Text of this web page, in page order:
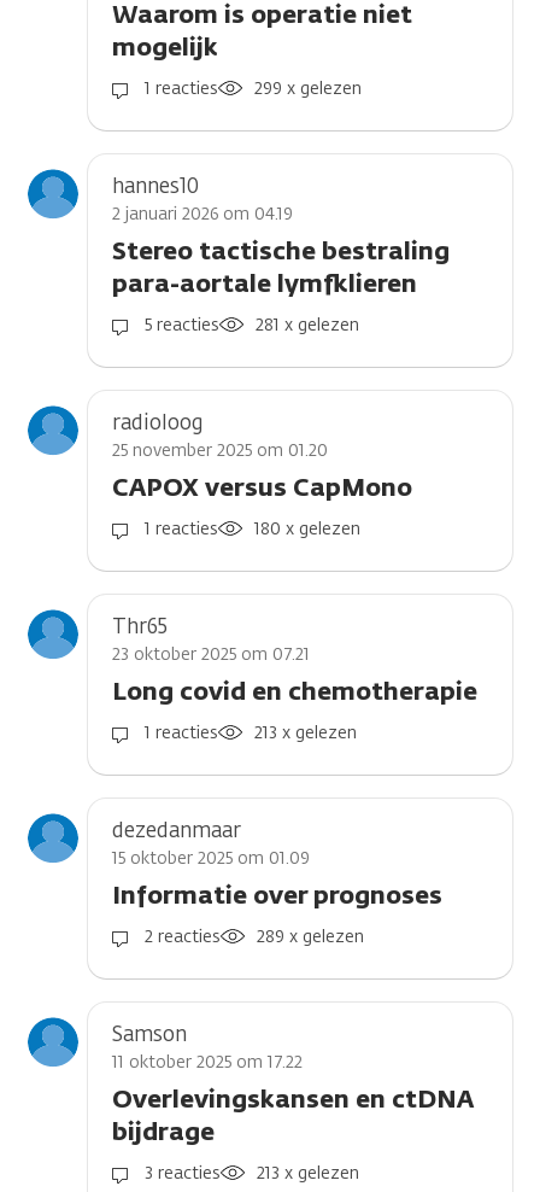
Waarom is operatie niet
mogelijk
1 reacties 299 x gelezen
hannes10
2 januari 2026 om 04.19
Stereo tactische bestraling
para-aortale lymfklieren
5 reacties 281 x gelezen
radioloog
25 november 2025 om 01.20
CAPOX versus CapMono
1 reacties 180 x gelezen
Thr65
23 oktober 2025 om 07.21
Long covid en chemotherapie
1 reacties 213 x gelezen
dezedanmaar
15 oktober 2025 om 01.09
Informatie over prognoses
2 reacties 289 x gelezen
Samson
11 oktober 2025 om 17.22
Overlevingskansen en ctDNA
bijdrage
3 reacties 213 x gelezen